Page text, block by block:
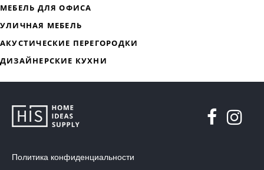
МЯГКАЯ МЕБЕЛЬ
ХРАНЕНИЕ
Политика конфиденциальности